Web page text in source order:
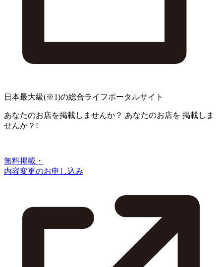
日本最大級(※1)の総合ライフポータルサイト
あなたのお店を掲載しませんか？ あなたのお店を 掲載しま
せんか？!
無料掲載・
内容変更のお申し込み